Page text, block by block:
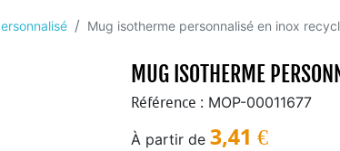
Mug isotherme personnalisé en inox
MUG ISOTHERME
Référence : MOP-00011677
À partir de 3,41 €